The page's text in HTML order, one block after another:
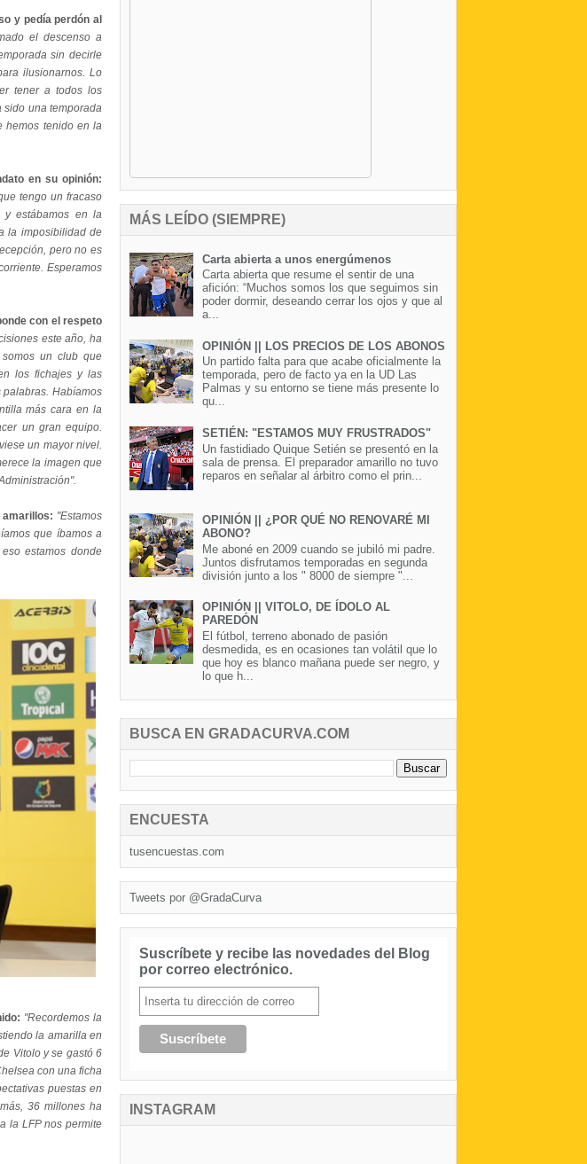
y pedía perdón al
el descenso a
sin decirle
ilusionarnos. Lo
tener a todos los
sido una temporada
hemos tenido en la
en su opinión:
tengo un fracaso
y estábamos en la
la imposibilidad de
pero no es
Esperamos
con el respeto
este año, ha
un club que
los fichajes y las
Habíamos
más cara en la
un gran equipo.
un mayor nivel.
la imagen que
"Estamos
que íbamos a
estamos donde
"Recordemos la
la amarilla en
Vitolo y se gastó 6
con una ficha
puestas en
36 millones ha
la LFP nos permite
MÁS LEÍDO (SIEMPRE)
Carta abierta a unos energúmenos
Carta abierta que resume el sentir de una
afición: “Muchos somos los que seguimos sin
poder dormir, deseando cerrar los ojos y que al
a...
OPINIÓN || LOS PRECIOS DE LOS ABONOS
Un partido falta para que acabe oficialmente la
temporada, pero de facto ya en la UD Las
Palmas y su entorno se tiene más presente lo
qu...
SETIÉN: "ESTAMOS MUY FRUSTRADOS"
Un fastidiado Quique Setién se presentó en la
sala de prensa. El preparador amarillo no tuvo
reparos en señalar al árbitro como el prin...
OPINIÓN || ¿POR QUÉ NO RENOVARÉ MI
ABONO?
Me aboné en 2009 cuando se jubiló mi padre.
Juntos disfrutamos temporadas en segunda
división junto a los " 8000 de siempre "...
OPINIÓN || VITOLO, DE ÍDOLO AL
PAREDÓN
El fútbol, terreno abonado de pasión
desmedida, es en ocasiones tan volátil que lo
que hoy es blanco mañana puede ser negro, y
lo que h...
BUSCA EN GRADACURVA.COM
ENCUESTA
tusencuestas.com
Tweets por @GradaCurva
Suscríbete y recibe las novedades del Blog
por correo electrónico.
INSTAGRAM